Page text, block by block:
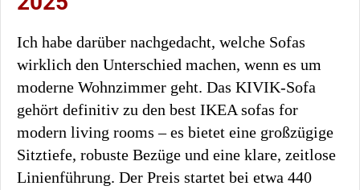
Ich habe darüber nachgedacht, welche Sofas
wirklich den Unterschied machen, wenn es um
moderne Wohnzimmer geht. Das KIVIK-Sofa
gehört definitiv zu den best IKEA sofas for
modern living rooms – es bietet eine großzügige
Sitztiefe, robuste Bezüge und eine klare, zeitlose
Linienführung. Der Preis startet bei etwa 440